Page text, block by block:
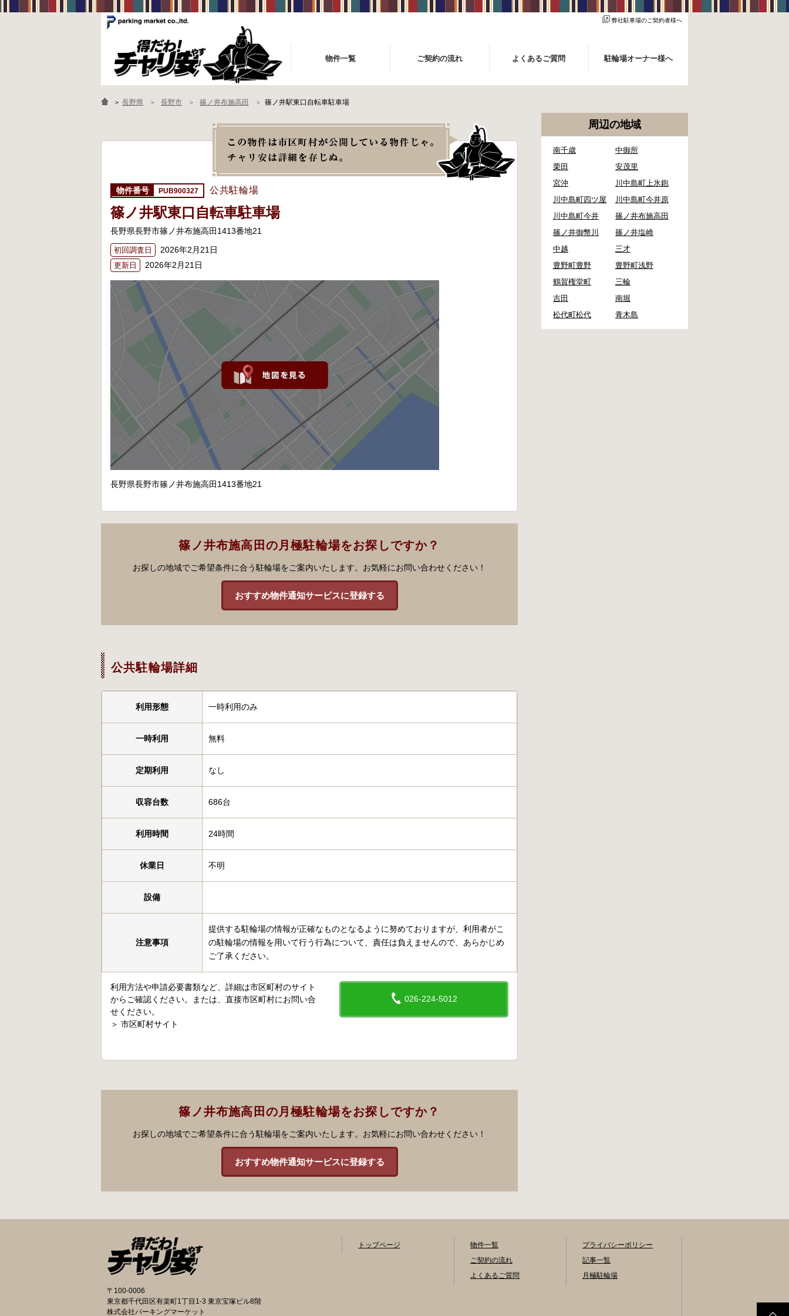
弊社駐車場のご契約者様へ
物件一覧 ご契約の流れ よくあるご質問 駐輪場オーナー様へ
＞ 長野県 長野市 篠ノ井布施高田 篠ノ井駅東口自転車駐車場
PUB900327 公共駐輪場
篠ノ井駅東口自転車駐車場
長野県長野市篠ノ井布施高田1413番地21
初回調査日 2026年2月21日
更新日 2026年2月21日
長野県長野市篠ノ井布施高田1413番地21
篠ノ井布施高田の月極駐輪場をお探しですか？
お探しの地域でご希望条件に合う駐輪場をご案内いたします。お気軽にお問い合わせください！
おすすめ物件通知サービスに登録する
公共駐輪場詳細
利用形態 一時利用のみ
一時利用 無料
定期利用 なし
収容台数 686台
利用時間 24時間
休業日 不明
設備
注意事項
提供する駐輪場の情報が正確なものとなるように努めておりますが、利用者がこ
の駐輪場の情報を用いて行う行為について、責任は負えませんので、あらかじめ
ご了承ください。
026-224-5012
利用方法や申請必要書類など、詳細は市区町村のサイト
からご確認ください。または、直接市区町村にお問い合
せください。
＞ 市区町村サイト
篠ノ井布施高田の月極駐輪場をお探しですか？
お探しの地域でご希望条件に合う駐輪場をご案内いたします。お気軽にお問い合わせください！
おすすめ物件通知サービスに登録する
周辺の地域
南千歳
中御所
栗田
安茂里
宮沖
川中島町上氷鉋
川中島町四ツ屋
川中島町今井原
川中島町今井
篠ノ井布施高田
篠ノ井御幣川
篠ノ井塩崎
中越
三才
豊野町豊野
豊野町浅野
鶴賀権堂町
三輪
吉田
南堀
松代町松代
青木島
〒100-0006
東京都千代田区有楽町1丁目1-3 東京宝塚ビル8階
株式会社パーキングマーケット
トップページ
物件一覧
ご契約の流れ
よくあるご質問
プライバシーポリシー
記事一覧
月極駐輪場